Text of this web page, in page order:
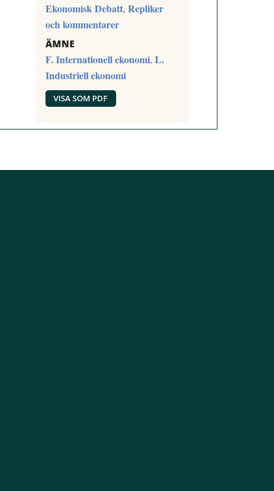
Ekonomisk Debatt, Repliker
och kommentarer
ÄMNE
F. Internationell ekonomi, L.
Industriell ekonomi
VISA SOM PDF